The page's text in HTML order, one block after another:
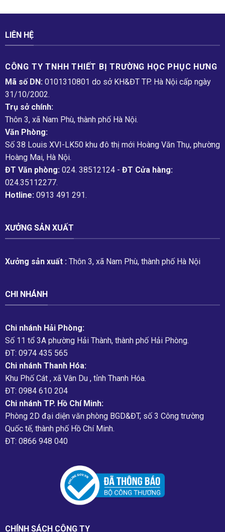
LIÊN HỆ
CÔNG TY TNHH THIẾT BỊ TRƯỜNG HỌC PHỤC H­ƯNG
Mã số DN: 0101310801 do sở KH&ĐT TP. Hà Nội cấp ngày
31/10/2002.
Trụ sở chính:
Thôn 3, xã Nam Phù, thành phố Hà Nội.
Văn Phòng:
Số 38 Louis XVI-LK50 khu đô thị mới Hoàng Văn Thụ, phường
Hoàng Mai, Hà Nội.
ĐT Văn phòng:024. 38512124 - ĐT Cửa hàng:
024.35112277.
Hotline:0913 491 291.
XƯỞNG SẢN XUẤT
Xưởng sản xuất :Thôn 3, xã Nam Phù, thành phố Hà Nội
CHI NHÁNH
Chi nhánh Hải Phòng:
Số 11 tổ 3A phường Hải Thành, thành phố Hải Phòng.
ĐT: 0974 435 565
Chi nhánh Thanh Hóa:
Khu Phố Cát , xã Vân Du , tỉnh Thanh Hóa.
ĐT: 0984 610 204
Chi nhánh TP. Hồ Chí Minh:
Phòng 2D đại diện văn phòng BGD&ĐT, số 3 Công trường
Quốc tế, thành phố Hồ Chí Minh.
ĐT: 0866 948 040
CHÍNH SÁCH CÔNG TY